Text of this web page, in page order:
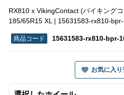
RX810 x VikingContact (バイキング
185/65R15 XL | 15631583-rx810-
15631583-rx810-bpr-
お気に入り